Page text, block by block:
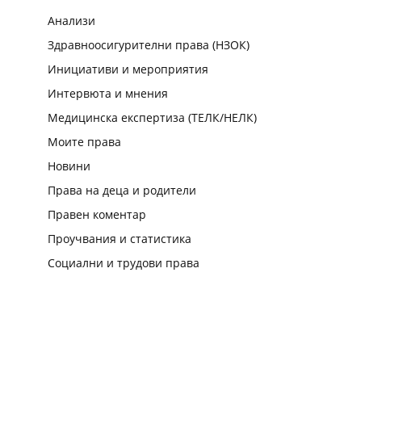
Анализи
Здравноосигурителни права (НЗОК)
Инициативи и мероприятия
Интервюта и мнения
Медицинска експертиза (ТЕЛК/НЕЛК)
Моите права
Новини
Права на деца и родители
Правен коментар
Проучвания и статистика
Социални и трудови права